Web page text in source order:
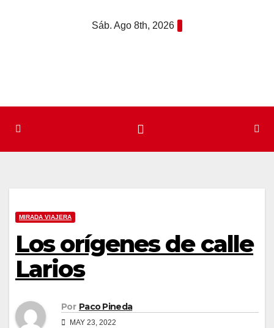
Sáb. Ago 8th, 2026
MIRADA VIAJERA
Los orígenes de calle
Larios
Por Paco Pineda
MAY 23, 2022